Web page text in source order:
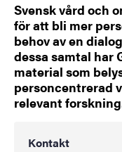
Svensk vård och
för att bli mer
behov av en
dessa samtal har
material som
personcentrerad
relevant
Kontakt